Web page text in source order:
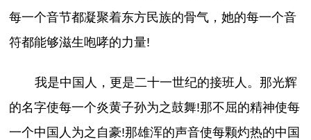
每一个音节都凝聚着东方民族的骨气，她的每一个音
符都能够滋生咆哮的力量!
我是中国人，更是二十一世纪的接班人。那光辉
的名字使每一个炎黄子孙为之鼓舞!那不屈的精神使每
一个中国人为之自豪!那雄浑的声音使每颗灼热的中国